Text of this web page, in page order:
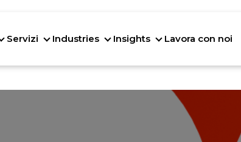
Tecnologie
Servizi
Servizi
Industries
Industries
Insights
Insights
Lavora con noi